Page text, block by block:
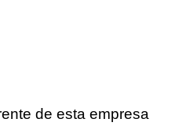
de esta empresa